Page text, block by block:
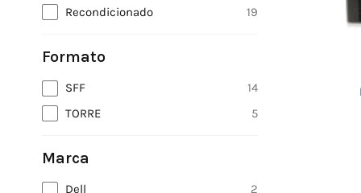
Recondicionado 19
Formato
SFF
14
TORRE
5
Marca
Dell
2